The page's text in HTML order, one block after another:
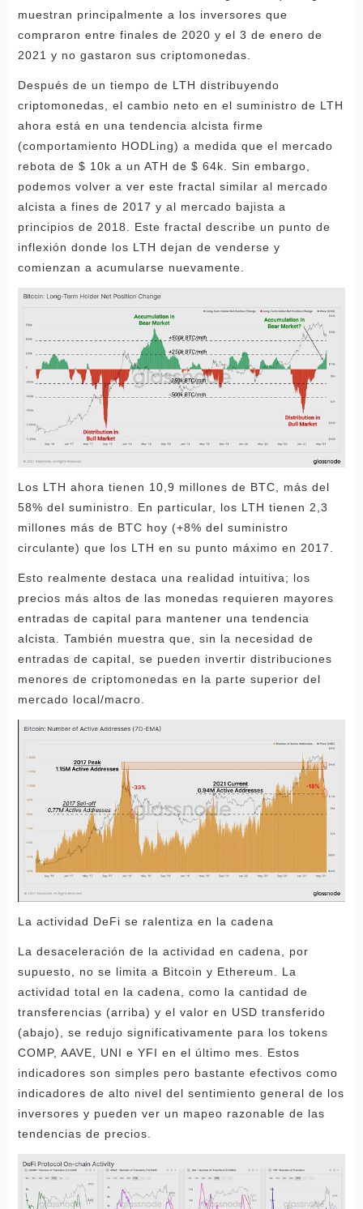
muestran principalmente a los inversores que
compraron entre finales de 2020 y el 3 de enero de
2021 y no gastaron sus criptomonedas.
Después de un tiempo de LTH distribuyendo
criptomonedas, el cambio neto en el suministro de LTH
ahora está en una tendencia alcista firme
(comportamiento HODLing) a medida que el mercado
rebota de $ 10k a un ATH de $ 64k. Sin embargo,
podemos volver a ver este fractal similar al mercado
alcista a fines de 2017 y al mercado bajista a
principios de 2018. Este fractal describe un punto de
inflexión donde los LTH dejan de venderse y
comienzan a acumularse nuevamente.
Los LTH ahora tienen 10,9 millones de BTC, más del
58% del suministro. En particular, los LTH tienen 2,3
millones más de BTC hoy (+8% del suministro
circulante) que los LTH en su punto máximo en 2017.
Esto realmente destaca una realidad intuitiva; los
precios más altos de las monedas requieren mayores
entradas de capital para mantener una tendencia
alcista. También muestra que, sin la necesidad de
entradas de capital, se pueden invertir distribuciones
menores de criptomonedas en la parte superior del
mercado local/macro.
La actividad DeFi se ralentiza en la cadena
La desaceleración de la actividad en cadena, por
supuesto, no se limita a Bitcoin y Ethereum. La
actividad total en la cadena, como la cantidad de
transferencias (arriba) y el valor en USD transferido
(abajo), se redujo significativamente para los tokens
COMP, AAVE, UNI e YFI en el último mes. Estos
indicadores son simples pero bastante efectivos como
indicadores de alto nivel del sentimiento general de los
inversores y pueden ver un mapeo razonable de las
tendencias de precios.